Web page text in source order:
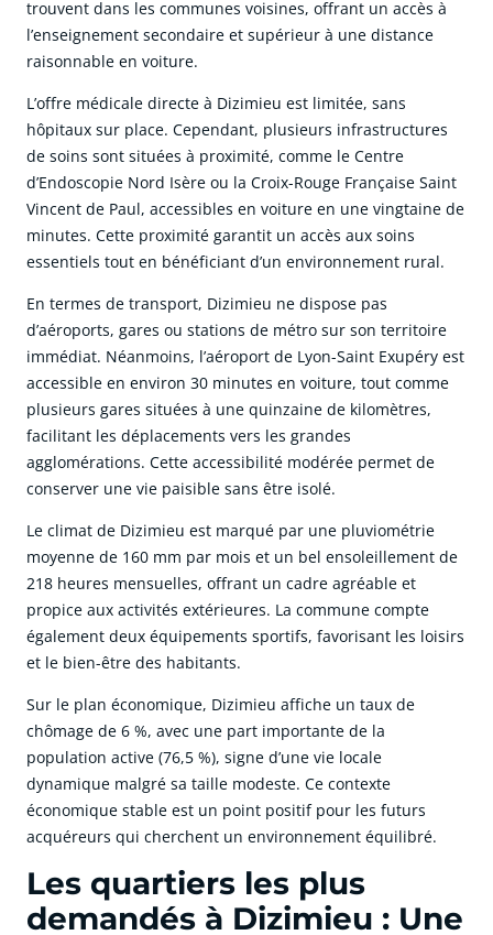
trouvent dans les communes voisines, offrant un accès à
l’enseignement secondaire et supérieur à une distance
raisonnable en voiture.
L’offre médicale directe à Dizimieu est limitée, sans
hôpitaux sur place. Cependant, plusieurs infrastructures
de soins sont situées à proximité, comme le Centre
d’Endoscopie Nord Isère ou la Croix-Rouge Française Saint
Vincent de Paul, accessibles en voiture en une vingtaine de
minutes. Cette proximité garantit un accès aux soins
essentiels tout en bénéficiant d’un environnement rural.
En termes de transport, Dizimieu ne dispose pas
d’aéroports, gares ou stations de métro sur son territoire
immédiat. Néanmoins, l’aéroport de Lyon-Saint Exupéry est
accessible en environ 30 minutes en voiture, tout comme
plusieurs gares situées à une quinzaine de kilomètres,
facilitant les déplacements vers les grandes
agglomérations. Cette accessibilité modérée permet de
conserver une vie paisible sans être isolé.
Le climat de Dizimieu est marqué par une pluviométrie
moyenne de 160 mm par mois et un bel ensoleillement de
218 heures mensuelles, offrant un cadre agréable et
propice aux activités extérieures. La commune compte
également deux équipements sportifs, favorisant les loisirs
et le bien-être des habitants.
Sur le plan économique, Dizimieu affiche un taux de
chômage de 6 %, avec une part importante de la
population active (76,5 %), signe d’une vie locale
dynamique malgré sa taille modeste. Ce contexte
économique stable est un point positif pour les futurs
acquéreurs qui cherchent un environnement équilibré.
Les quartiers les plus
demandés à Dizimieu : Une